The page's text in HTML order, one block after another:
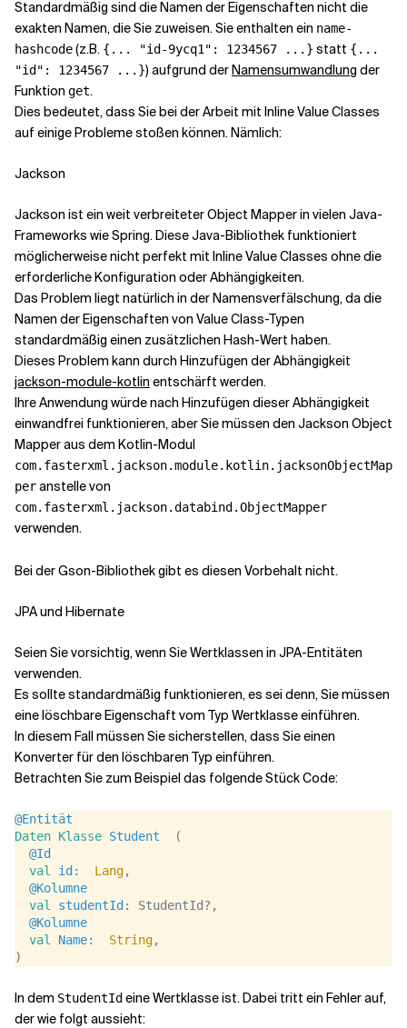
Standardmäßig sind die Namen der Eigenschaften nicht die
exakten Namen, die Sie zuweisen. Sie enthalten ein name-
hashcode(z.B. {... "id-9ycq1": 1234567 ...} statt {...
"id": 1234567 ...}) aufgrund derNamensumwandlung der
Funktion get.
Dies bedeutet, dass Sie bei der Arbeit mit Inline Value Classes
auf einige Probleme stoßen können. Nämlich:
Jackson
Jackson ist ein weit verbreiteter Object Mapper in vielen Java-
Frameworks wie Spring. Diese Java-Bibliothek funktioniert
möglicherweise nicht perfekt mit Inline Value Classes ohne die
erforderliche Konfiguration oder Abhängigkeiten.
Das Problem liegt natürlich in der Namensverfälschung, da die
Namen der Eigenschaften von Value Class-Typen
standardmäßig einen zusätzlichen Hash-Wert haben.
Dieses Problem kann durch Hinzufügen der Abhängigkeit
jackson-module-kotlin entschärft werden.
Ihre Anwendung würde nach Hinzufügen dieser Abhängigkeit
einwandfrei funktionieren, aber Sie müssen den Jackson Object
Mapper aus dem Kotlin-Modul
com.fasterxml.jackson.module.kotlin.jacksonObjectMap
peranstelle von
com.fasterxml.jackson.databind.ObjectMapper
verwenden.
Bei der Gson-Bibliothek gibt es diesen Vorbehalt nicht.
JPA und Hibernate
Seien Sie vorsichtig, wenn Sie Wertklassen in JPA-Entitäten
verwenden.
Es sollte standardmäßig funktionieren, es sei denn, Sie müssen
eine löschbare Eigenschaft vom Typ Wertklasse einführen.
In diesem Fall müssen Sie sicherstellen, dass Sie einen
Konverter für den löschbaren Typ einführen.
Betrachten Sie zum Beispiel das folgende Stück Code:
@Entität
Daten Klasse Student
  (
@Id
val
id : Lang,
@Kolumne
val
studentId : StudentId?,
@Kolumne
val
Name: String,
)
In dem StudentId eine Wertklasse ist. Dabei tritt ein Fehler auf,
der wie folgt aussieht: